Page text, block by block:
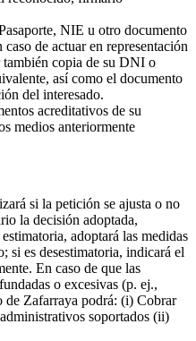
NIE u otro documento
de actuar en representación
copia de su DNI o
así como el documento
del interesado.
acreditativos de su
medios anteriormente
si la petición se ajusta o no
la decisión adoptada,
adoptará las medidas
si es desestimatoria, indicará el
En caso de que las
o excesivas (p. ej.,
de Zafarraya podrá: (i) Cobrar
soportados (ii)